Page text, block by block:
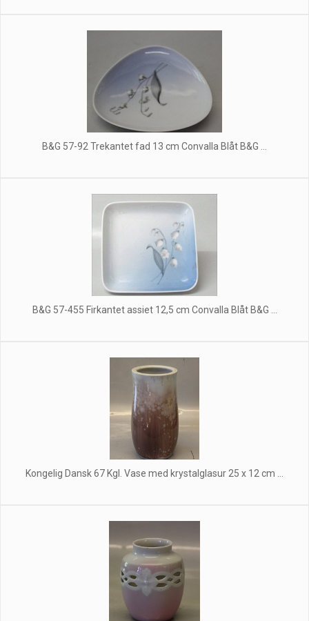
B&G 57-92 Trekantet fad 13 cm Convalla Blåt B&G ...
B&G 57-455 Firkantet assiet 12,5 cm Convalla Blåt B&G ...
Kongelig Dansk 67 Kgl. Vase med krystalglasur 25 x 12 cm ...